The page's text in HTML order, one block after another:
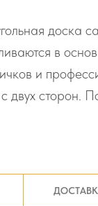
доска
в
и
двух сторон.